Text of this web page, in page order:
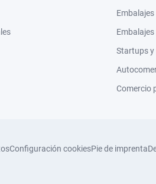
Startups y
Comercio
Configuración cookiesPie de imprenta